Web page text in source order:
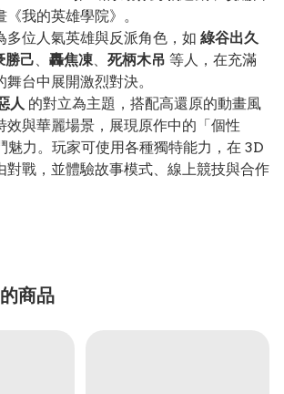
我的英雄學院》。
多位人氣英雄與反派角色，如 綠谷出久
勝己、 轟焦凍、 死柄木吊 等人，在充滿
台中展開激烈對決。
人 的對立為主題，搭配高還原的動畫風
效與華麗場景，展現原作中的「個性
魅力。玩家可使用各種獨特能力，在 3D
對戰，並體驗故事模式、線上競技與合作
商品